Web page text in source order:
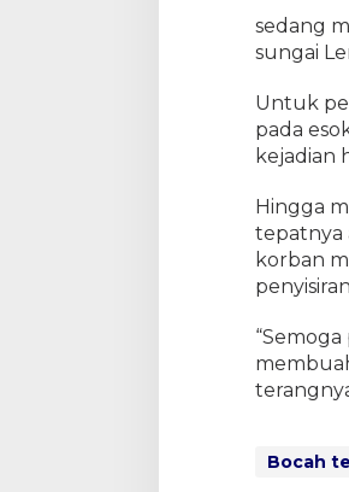
sedang
sungai
Untuk
pada
kejadian
Hingga
tepatnya
korban
Bocah